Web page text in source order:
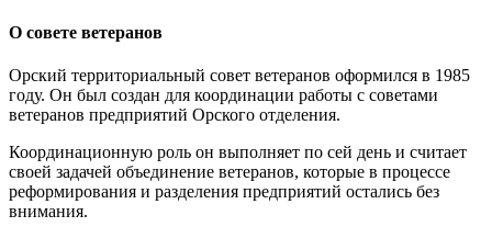
О совете ветеранов
Орский территориальный совет ветеранов оформился в 1985
году. Он был создан для координации работы с советами
ветеранов предприятий Орского отделения.
Координационную роль он выполняет по сей день и считает
своей задачей объединение ветеранов, которые в процессе
реформирования и разделения предприятий остались без
внимания.